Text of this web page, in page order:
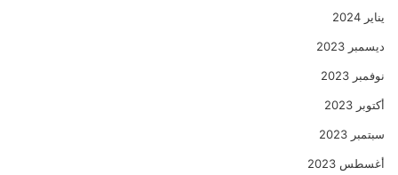
يناير 2024
ديسمبر 2023
نوفمبر 2023
أكتوبر 2023
سبتمبر 2023
أغسطس 2023